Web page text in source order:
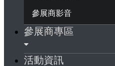
參展商影音
參展商專區
活動資訊